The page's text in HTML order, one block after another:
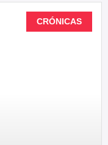
CRÓNICAS